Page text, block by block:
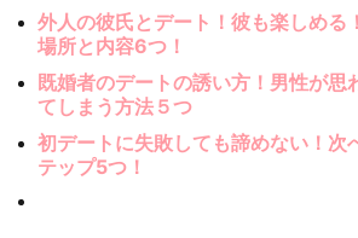
外人の彼氏とデート！彼も楽しめる
場所と内容6つ！
既婚者のデートの誘い方！男性が思
てしまう方法５つ
初デートに失敗しても諦めない！次
テップ5つ！